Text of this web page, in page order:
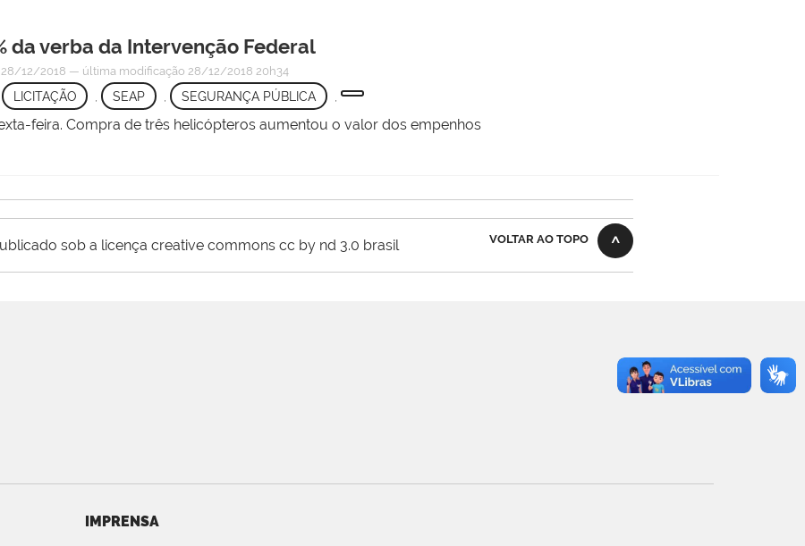
da verba da Intervenção Federal
28/12/2018 — última modificação 28/12/2018 20h34
LICITAÇÃO , SEAP , SEGURANÇA PÚBLICA
feira. Compra de três helicópteros aumentou o valor dos empenhos
VOLTAR AO TOPO
sob a licença creative commons cc by nd 3.0 brasil
IMPRENSA